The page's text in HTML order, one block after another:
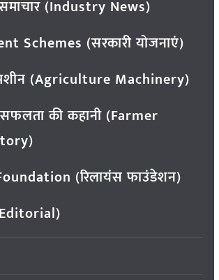
(Industry News)
Schemes (सरकारी योजनाएं)
(Agriculture Machinery)
की कहानी (Farmer
(रिलायंस फाउंडेशन)